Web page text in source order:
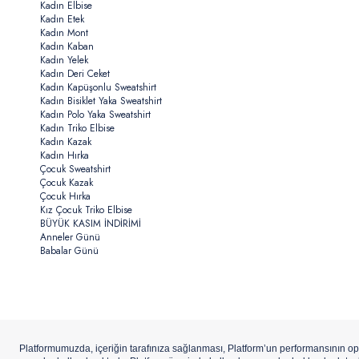
Kadın Elbise
Kadın Etek
Kadın Mont
Kadın Kaban
Kadın Yelek
Kadın Deri Ceket
Kadın Kapüşonlu Sweatshirt
Kadın Bisiklet Yaka Sweatshirt
Kadın Polo Yaka Sweatshirt
Kadın Triko Elbise
Kadın Kazak
Kadın Hırka
Çocuk Sweatshirt
Çocuk Kazak
Çocuk Hırka
Kız Çocuk Triko Elbise
BÜYÜK KASIM İNDİRİMİ
Anneler Günü
Babalar Günü